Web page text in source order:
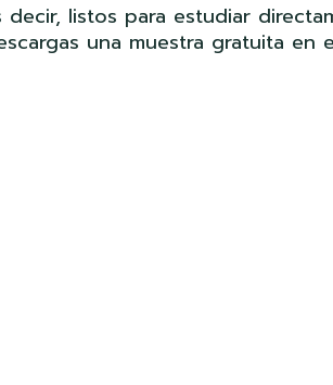
listos para estudiar
una muestra gratuita en